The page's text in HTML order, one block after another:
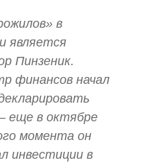
в
является
Пинзеник.
финансов начал
еще в октябре
момента он
инвестиции в